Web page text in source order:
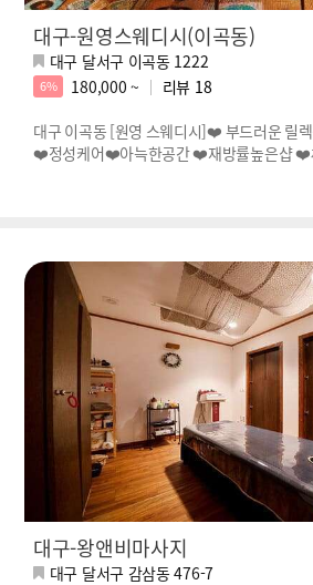
대구-원영스웨디시(이곡동)
대구 달서구 이곡동 1222
6% 180,000 ~ 리뷰 18
대구 이곡동 [원영 스웨디시]❤️ 부드러운 릴
❤️정성케어❤️아늑한공간 ❤️재방률높은샵 ❤️
대구-왕앤비마사지
대구 달서구 감삼동 476-7